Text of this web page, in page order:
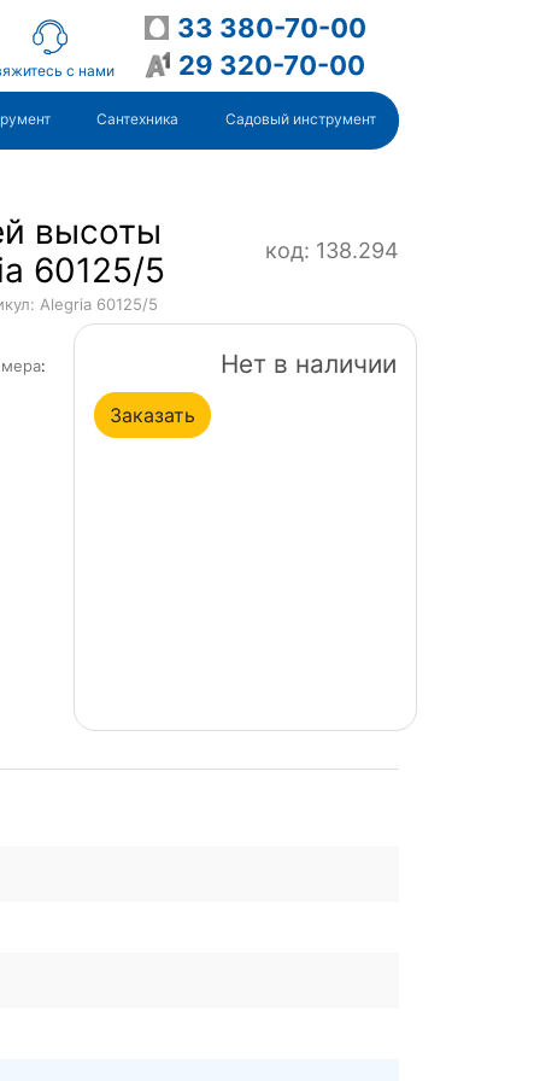
с нами
33 380-70-00
29 320-70-00
Сантехника Садовый инструмент
высоты
60125/5
код: 138.294
Alegria 60125/5
: Нет в наличии
Заказать